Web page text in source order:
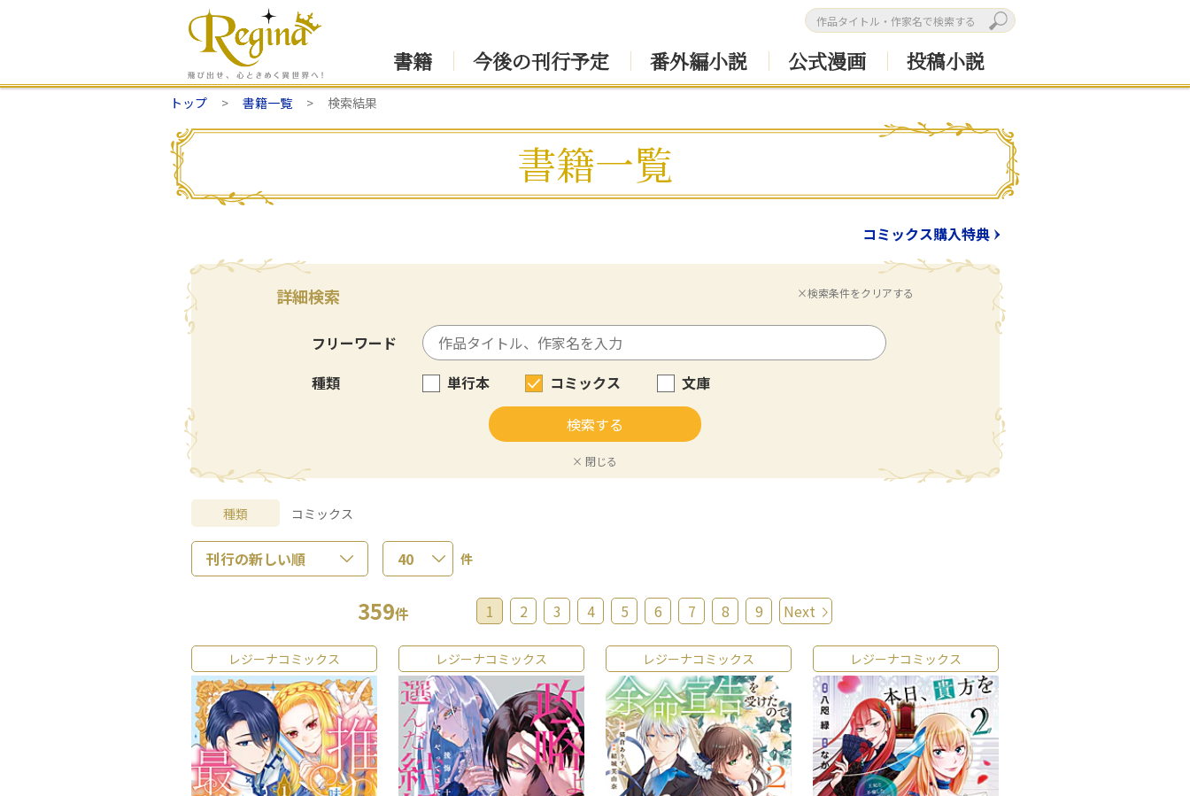
書籍 今後の刊行予定 番外編小説 公式漫画 投稿小説
トップ 書籍一覧 検索結果
書籍一覧
コミックス購入特典
詳細検索 ×検索条件をクリアする
フリーワード
種類
単行本 コミックス 文庫
× 閉じる
種類 コミックス
件
359件 1 2 3 4 5 6 7 8 9 Next
レジーナコミックス レジーナコミックス レジーナコミックス レジーナコミックス